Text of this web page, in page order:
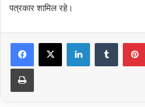
पत्रकार शामिल रहे।
LinkedInTumblr
Print